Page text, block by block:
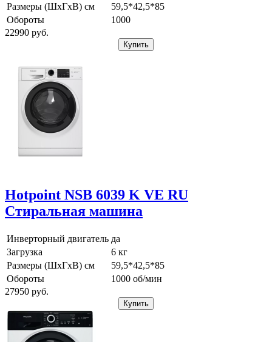
Размеры (ШхГхВ) см
59,5*42,5*85
Обороты
1000
22990 pуб.
Купить
Hotpoint NSB 6039 K VE RU
Стиральная машина
Инверторный двигатель да
Загрузка
6 кг
Размеры (ШхГхВ) см
59,5*42,5*85
Обороты
1000 об/мин
27950 pуб.
Купить